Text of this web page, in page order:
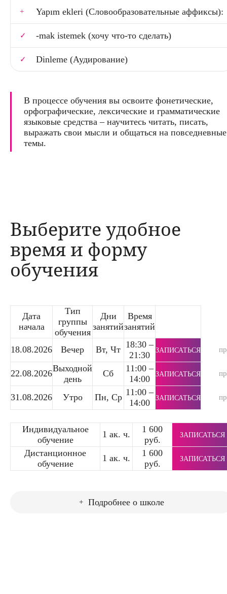
Yapım ekleri (Словообразовательные аффиксы):
-mak istemek (хочу что-то сделать)
Dinleme (Аудирование)
В процессе обучения вы освоите фонетические,
орфографические, лексические и грамматические
языковые средства – научитесь читать, писать,
выражать свои мысли и общаться на повседневные
темы.
Выберите удобное
время и форму
обучения
Дата
начала
Тип
группы
обучения
Дни
занятий
Время
занятий
18.08.2026 Вечер Вт, Чт 18:30 –
21:30
ЗАПИСАТЬСЯ
22.08.2026Выходной
день
Сб
11:00 –
14:00
ЗАПИСАТЬСЯ
31.08.2026 Утро Пн, Ср 11:00 –
14:00
ЗАПИСАТЬСЯ
Индивидуальное
обучение
1 ак. ч.
1 600
руб.
ЗАПИСАТЬСЯ
Дистанционное
обучение
1 ак. ч.
1 600
руб.
ЗАПИСАТЬСЯ
Подробнее о школе